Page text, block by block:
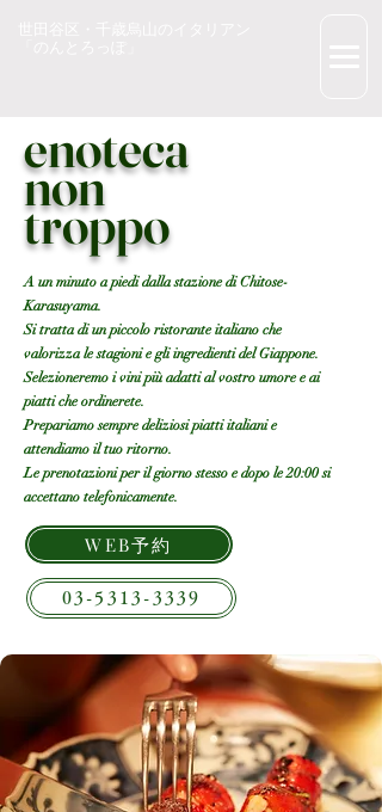
enoteca
non
​troppo
A un minuto a piedi dalla stazione di Chitose-
Karasuyama.
Si tratta di un piccolo ristorante italiano che
valorizza le stagioni e gli ingredienti del Giappone.
Selezioneremo i vini più adatti al vostro umore e ai
piatti che ordinerete.
Prepariamo sempre deliziosi piatti italiani e
attendiamo il tuo ritorno.
Le prenotazioni per il giorno stesso e dopo le 20:00 si
accettano telefonicamente.
WEB予約
03-5313-3339